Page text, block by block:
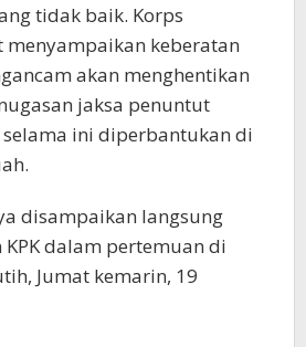
tidak baik. Korps
menyampaikan keberatan
akan menghentikan
jaksa penuntut
selama ini diperbantukan di
disampaikan langsung
dalam pertemuan di
Jumat kemarin, 19